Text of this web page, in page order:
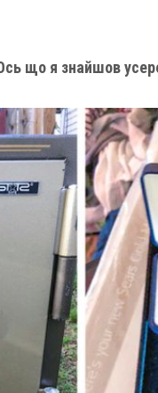
що я знайшов